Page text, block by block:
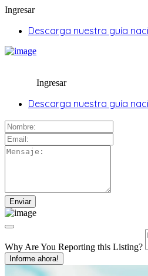
Ingresar
Descarga nuestra guía
Ingresar
Descarga nuestra guía
Why Are You Reporting this Listing?
Informe ahora!